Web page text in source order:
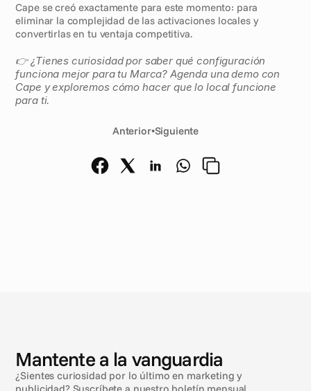
Cape se creó exactamente para este momento: para
eliminar la complejidad de las activaciones locales y
convertirlas en tu ventaja competitiva.
👉 ¿Tienes curiosidad por saber qué configuración
funciona mejor para tu Marca? Agenda una demo con
Cape y exploremos cómo hacer que lo local funcione
para ti.
Anterior•Siguiente
N ci
Mantente a la vanguardia
¿Sientes curiosidad por lo último en marketing y